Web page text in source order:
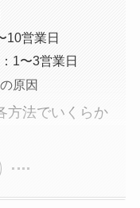
10営業日
1〜3営業日
原因
方法でいくらか